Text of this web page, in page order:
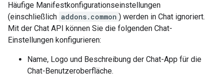
Häufige Manifestkonfigurationseinstellungen
(einschließlich addons.common ) werden in Chat ignoriert.
Mit der Chat API können Sie die folgenden Chat-
Einstellungen konfigurieren:
Name, Logo und Beschreibung der Chat-App für die
Chat-Benutzeroberfläche.